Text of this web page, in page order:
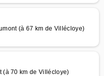
(à 67 km de Villécloye)
(à 70 km de Villécloye)